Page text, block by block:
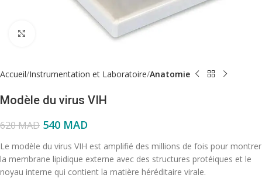
Accueil Instrumentation et Laboratoire Anatomie
Modèle du virus VIH
620MAD 540 MAD
Le modèle du virus VIH est amplifié des millions de fois pour montrer
la membrane lipidique externe avec des structures protéiques et le
noyau interne qui contient la matière héréditaire virale.